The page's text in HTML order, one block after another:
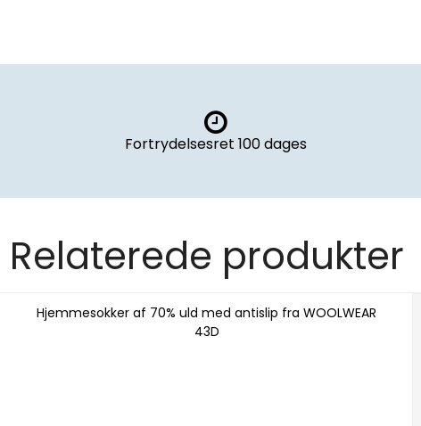
Fortrydelsesret 100 dages
Relaterede produkter
Hjemmesokker af 70% uld med antislip fra WOOLWEAR
43D